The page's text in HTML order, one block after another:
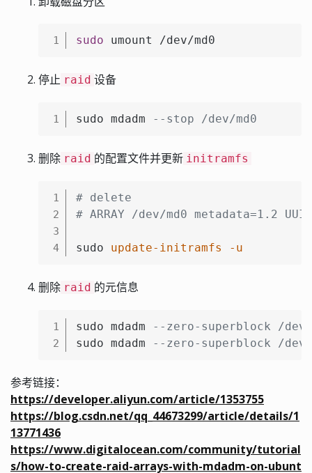
1 sudo umount /dev/md0
停止 raid 设备
1 sudo mdadm --stop /dev/md0
删除 raid 的配置文件并更新 initramfs
1
2
3
4
# delete
# ARRAY /dev/md0 metadata=1.2
sudo update-initramfs -u
删除 raid 的元信息
1
2
sudo mdadm
--zero-superblock /dev/
sudo mdadm
--zero-superblock /
参考链接：
https://developer.aliyun.com/article/1353755
https://blog.csdn.net/qq_44673299/article/details/1
13771436
https://www.digitalocean.com/community/tutorial
s/how-to-create-raid-arrays-with-mdadm-on-ubunt